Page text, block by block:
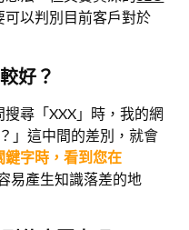
可以判別目前客戶對於
好？
尋「XXX」時，我的網
」這中間的差別，就會
鍵字時，看到您在
易產生知識落差的地